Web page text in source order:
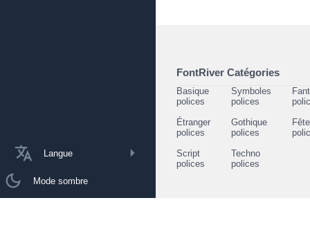
Langue
Mode sombre
FontRiver Catégories
Basique
polices
Symboles
polices
Étranger
polices
Gothique
polices
Script
polices
Techno
polices